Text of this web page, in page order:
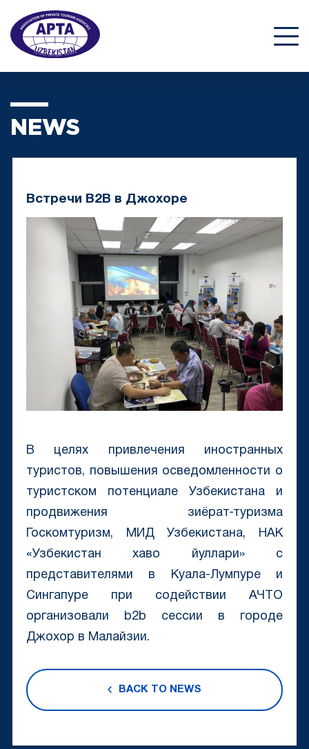
NEWS
Встречи B2B в Джохоре
В целях привлечения иностранных
туристов, повышения осведомленности о
туристском потенциале Узбекистана и
продвижения зиёрат-туризма
Госкомтуризм, МИД Узбекистана, НАК
«Узбекистан хаво йуллари» с
представителями в Куала-Лумпуре и
Сингапуре при содействии АЧТО
организовали b2b сессии в городе
Джохор в Малайзии.
BACK TO NEWS